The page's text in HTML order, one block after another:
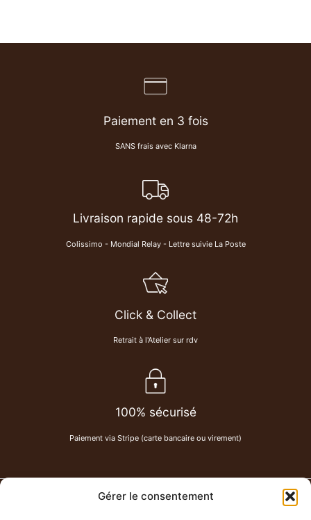
Gérer le consentement
Paiement en 3 fois
SANS frais avec Klarna
Livraison rapide sous 48-72h
Colissimo - Mondial Relay - Lettre suivie La Poste
Click & Collect
Retrait à l'Atelier sur rdv
100% sécurisé
Paiement via Stripe (carte bancaire ou virement)